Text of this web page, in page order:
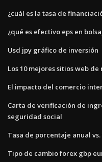
¿cuál es la tasa de
¿qué es efectivo eps en bolsa_
Usd jpy gráfico de inversión
Los 10 mejores sitios web
El impacto del comercio
Carta de verificación de
seguridad social
Tasa de porcentaje anual
Tipo de cambio forex gbp